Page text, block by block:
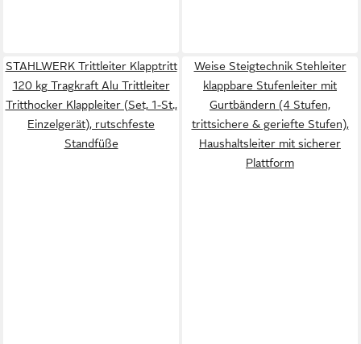
STAHLWERK Trittleiter Klapptritt
120 kg Tragkraft Alu Trittleiter
Tritthocker Klappleiter (Set, 1-St.,
Einzelgerät), rutschfeste
Standfüße
Weise Steigtechnik Stehleiter
klappbare Stufenleiter mit
Gurtbändern (4 Stufen,
trittsichere & geriefte Stufen),
Haushaltsleiter mit sicherer
Plattform